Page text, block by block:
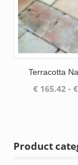
Terracotta
€165.42 - €
Product